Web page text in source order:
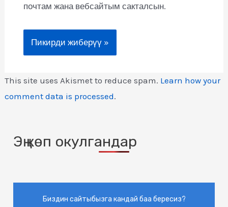
почтам жана вебсайтым сакталсын.
This site uses Akismet to reduce spam. Learn how your
comment data is processed.
Эң көп окулгандар
Биздин сайтыбызга кандай баа бересиз?